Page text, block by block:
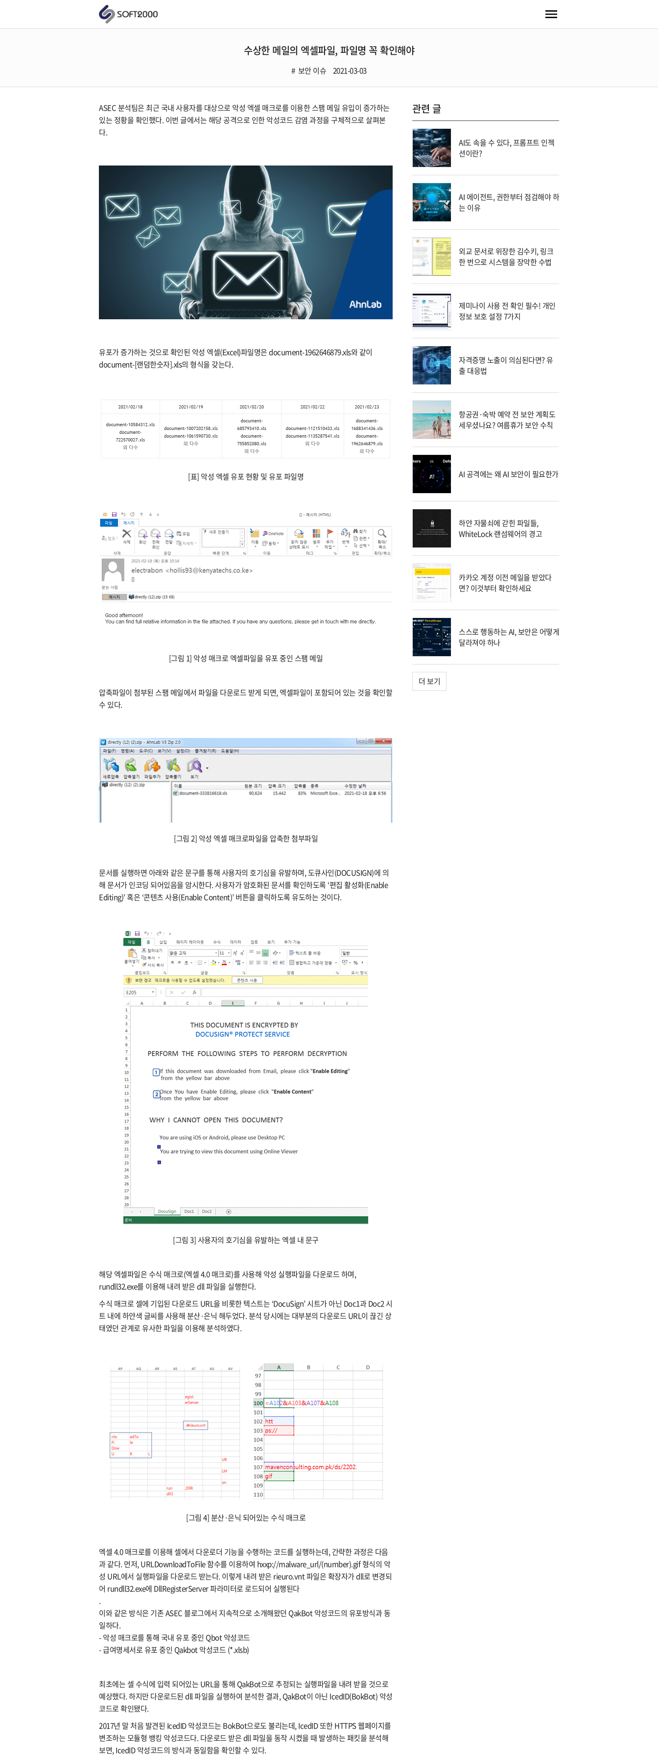
수상한 메일의 엑셀파일, 파일명 꼭 확인해야
보안 이슈 2021-03-03
ASEC 분석팀은 최근 국내 사용자를 대상으로 악성 엑셀 매크로를 이용한 스팸 메일 유입이 증가하는
있는 정황을 확인했다. 이번 글에서는 해당 공격으로 인한 악성코드 감염 과정을 구체적으로 살펴본
다.
유포가 증가하는 것으로 확인된 악성 엑셀(Excel)파일명은 document-1962646879.xls와 같이
document-[랜덤한숫자].xls의 형식을 갖는다.
[표] 악성 엑셀 유포 현황 및 유포 파일명
[그림 1] 악성 매크로 엑셀파일을 유포 중인 스팸 메일
압축파일이 첨부된 스팸 메일에서 파일을 다운로드 받게 되면, 엑셀파일이 포함되어 있는 것을 확인할
수 있다.
[그림 2] 악성 엑셀 매크로파일을 압축한 첨부파일
문서를 실행하면 아래와 같은 문구를 통해 사용자의 호기심을 유발하며, 도큐사인(DOCUSIGN)에 의
해 문서가 인코딩 되어있음을 암시한다. 사용자가 암호화된 문서를 확인하도록 ‘편집 활성화(Enable
Editing)’ 혹은 ‘콘텐츠 사용(Enable Content)’ 버튼을 클릭하도록 유도하는 것이다.
[그림 3] 사용자의 호기심을 유발하는 엑셀 내 문구
해당 엑셀파일은 수식 매크로(엑셀 4.0 매크로)를 사용해 악성 실행파일을 다운로드 하며,
rundll32.exe를 이용해 내려 받은 dll 파일을 실행한다.
수식 매크로 셀에 기입된 다운로드 URL을 비롯한 텍스트는 ‘DocuSign’ 시트가 아닌 Doc1과 Doc2 시
트 내에 하얀색 글씨를 사용해 분산·은닉 해두었다. 분석 당시에는 대부분의 다운로드 URL이 끊긴 상
태였던 관계로 유사한 파일을 이용해 분석하였다.
[그림 4] 분산·은닉 되어있는 수식 매크로
엑셀 4.0 매크로를 이용해 셀에서 다운로더 기능을 수행하는 코드를 실행하는데, 간략한 과정은 다음
과 같다. 먼저, URLDownloadToFile 함수를 이용하여 hxxp://malware_url/(number).gif 형식의 악
성 URL에서 실행파일을 다운로드 받는다. 이렇게 내려 받은 rieuro.vnt 파일은 확장자가 dll로 변경되
어 rundll32.exe에 DllRegisterServer 파라미터로 로드되어 실행된다
.
이와 같은 방식은 기존 ASEC 블로그에서 지속적으로 소개해왔던 QakBot 악성코드의 유포방식과 동
일하다.
- 악성 매크로를 통해 국내 유포 중인 Qbot 악성코드
- 급여명세서로 유포 중인 Qakbot 악성코드 (*.xlsb)
최초에는 셀 수식에 입력 되어있는 URL을 통해 QakBot으로 추정되는 실행파일을 내려 받을 것으로
예상했다. 하지만 다운로드된 dll 파일을 실행하여 분석한 결과, QakBot이 아닌 IcedID(BokBot) 악성
코드로 확인됐다.
2017년 말 처음 발견된 IcedID 악성코드는 BokBot으로도 불리는데, IcedID 또한 HTTPS 웹페이지를
변조하는 모듈형 뱅킹 악성코드다. 다운로드 받은 dll 파일을 동작 시켰을 때 발생하는 패킷을 분석해
보면, IcedID 악성코드의 방식과 동일함을 확인할 수 있다.
관련 글
AI도 속을 수 있다, 프롬프트 인젝
션이란?
AI 에이전트, 권한부터 점검해야 하
는 이유
외교 문서로 위장한 김수키, 링크
한 번으로 시스템을 장악한 수법
제미나이 사용 전 확인 필수! 개인
정보 보호 설정 7가지
자격증명 노출이 의심된다면? 유
출 대응법
항공권·숙박 예약 전 보안 계획도
세우셨나요? 여름휴가 보안 수칙
AI 공격에는 왜 AI 보안이 필요한가
하얀 자물쇠에 갇힌 파일들,
WhiteLock 랜섬웨어의 경고
카카오 계정 이전 메일을 받았다
면? 이것부터 확인하세요
스스로 행동하는 AI, 보안은 어떻게
달라져야 하나
더 보기